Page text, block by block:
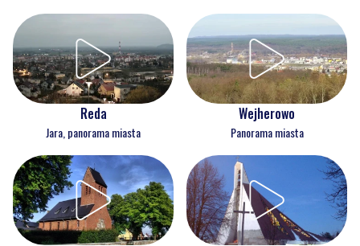
Reda
Jara, panorama miasta
Wejherowo
Panorama miasta